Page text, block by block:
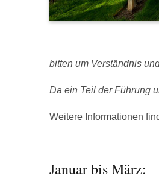
bitten um Verständnis
Da ein Teil der Führung
Weitere Informationen
Januar bis März: